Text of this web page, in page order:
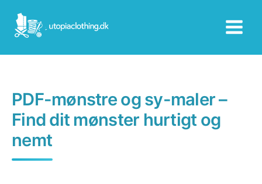
content
PDF-mønstre og sy-maler –
Find dit mønster hurtigt og
nemt